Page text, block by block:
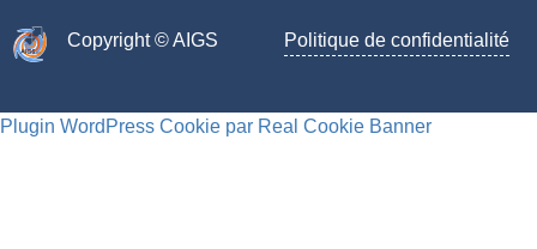
Copyright © AIGS​ Politique de confidentialité
Plugin WordPress Cookie par Real Cookie Banner